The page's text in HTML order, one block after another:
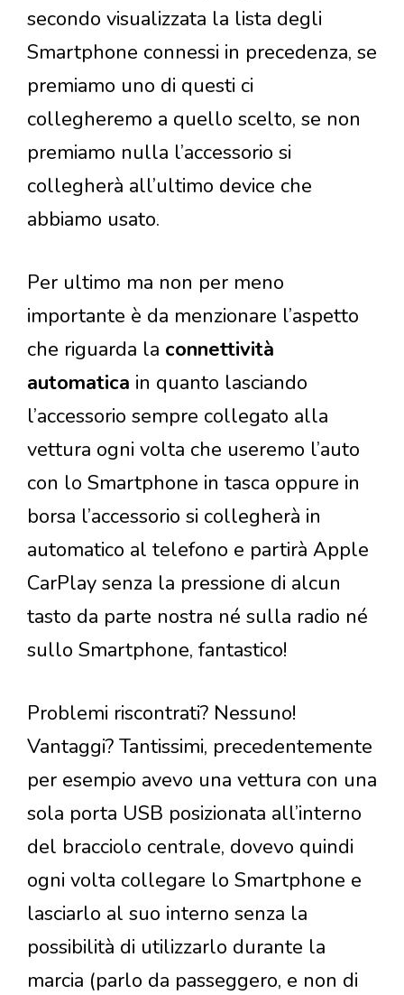
secondo visualizzata la lista degli
Smartphone connessi in precedenza, se
premiamo uno di questi ci
collegheremo a quello scelto, se non
premiamo nulla l’accessorio si
collegherà all’ultimo device che
abbiamo usato.
Per ultimo ma non per meno
importante è da menzionare l’aspetto
che riguarda la connettività
automatica in quanto lasciando
l’accessorio sempre collegato alla
vettura ogni volta che useremo l’auto
con lo Smartphone in tasca oppure in
borsa l’accessorio si collegherà in
automatico al telefono e partirà Apple
CarPlay senza la pressione di alcun
tasto da parte nostra né sulla radio né
sullo Smartphone, fantastico!
Problemi riscontrati? Nessuno!
Vantaggi? Tantissimi, precedentemente
per esempio avevo una vettura con una
sola porta USB posizionata all’interno
del bracciolo centrale, dovevo quindi
ogni volta collegare lo Smartphone e
lasciarlo al suo interno senza la
possibilità di utilizzarlo durante la
marcia (parlo da passeggero, e non di